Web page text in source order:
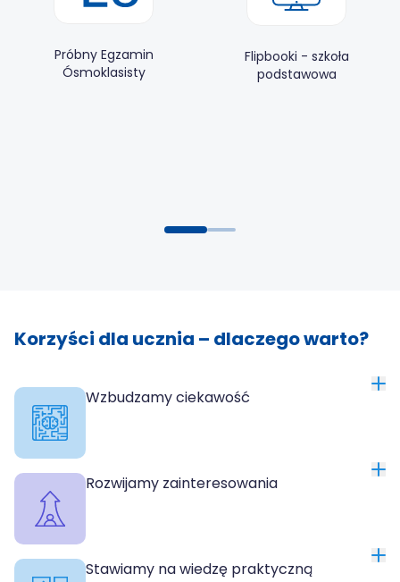
Próbny Egzamin
Ósmoklasisty
Flipbooki - szkoła
podstawowa
Korzyści dla ucznia – dlaczego warto?
Wzbudzamy ciekawość
Rozwijamy zainteresowania
Stawiamy na wiedzę praktyczną